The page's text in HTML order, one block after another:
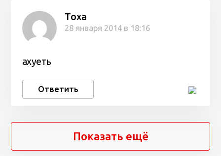
Тоха
28 января 2014 в 18:16
ахуеть
Ответить
Показать ещё